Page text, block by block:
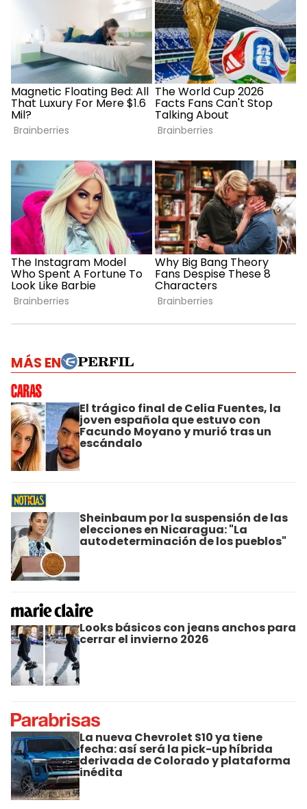
MÁS EN
El trágico final de Celia Fuentes, la
joven española que estuvo con
Facundo Moyano y murió tras un
escándalo
Sheinbaum por la suspensión de las
elecciones en Nicaragua: "La
autodeterminación de los pueblos"
Looks básicos con jeans anchos para
cerrar el invierno 2026
La nueva Chevrolet S10 ya tiene
fecha: así será la pick-up híbrida
derivada de Colorado y plataforma
inédita